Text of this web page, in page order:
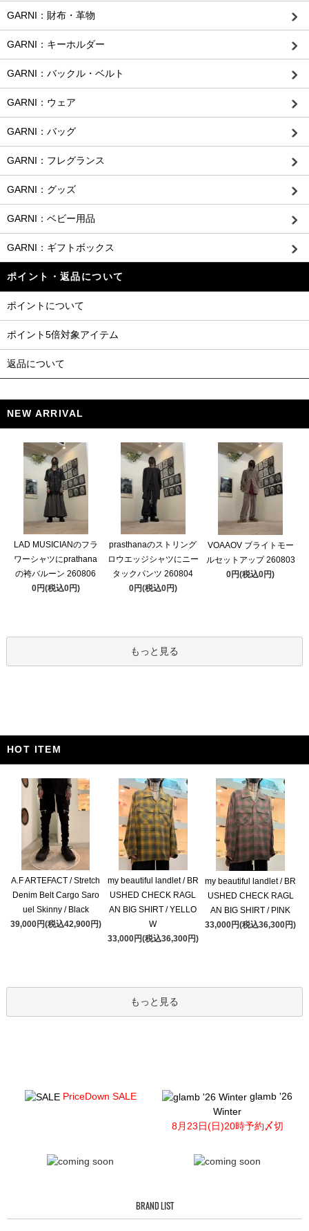
GARNI：財布・革物
GARNI：キーホルダー
GARNI：バックル・ベルト
GARNI：ウェア
GARNI：バッグ
GARNI：フレグランス
GARNI：グッズ
GARNI：ベビー用品
GARNI：ギフトボックス
ポイント・返品について
ポイントについて
ポイント5倍対象アイテム
返品について
NEW ARRIVAL
LAD MUSICIANのフラ
ワーシャツにprathana
の袴バルーン 260806
0円(税込0円)
prasthanaのストリング
ロウエッジシャツにニー
タックパンツ 260804
0円(税込0円)
VOAAOV ブライトモー
ルセットアップ 260803
0円(税込0円)
もっと見る
HOT ITEM
A.F ARTEFACT / Stretch
Denim Belt Cargo Saro
uel Skinny / Black
39,000円(税込42,900円)
my beautiful landlet / BR
USHED CHECK RAGL
AN BIG SHIRT / YELLO
W
33,000円(税込36,300円)
my beautiful landlet / BR
USHED CHECK RAGL
AN BIG SHIRT / PINK
33,000円(税込36,300円)
もっと見る
PriceDown SALE
glamb '26
Winter
8月23日(日)20時予約〆切
BRAND LIST